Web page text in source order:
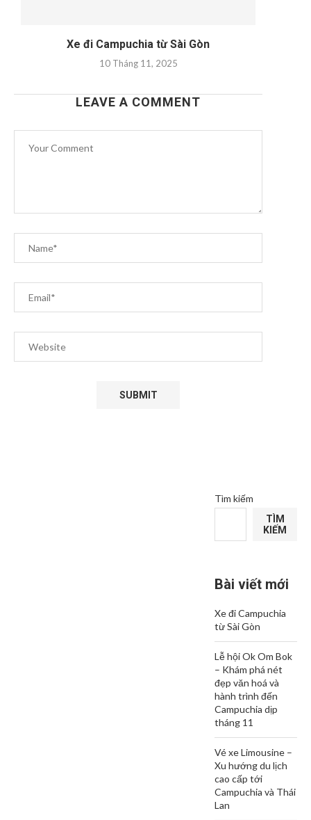
Xe đi Campuchia từ Sài Gòn
10 Tháng 11, 2025
LEAVE A COMMENT
Tìm kiếm
TÌM
KIẾM
Bài viết mới
Xe đi Campuchia
từ Sài Gòn
Lễ hội Ok Om Bok
– Khám phá nét
đẹp văn hoá và
hành trình đến
Campuchia dịp
tháng 11
Vé xe Limousine –
Xu hướng du lịch
cao cấp tới
Campuchia và Thái
Lan